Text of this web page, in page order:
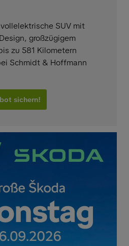
SUV mit
großzügigem
zu 581 Kilometern
Schmidt & Hoffmann
sichern!